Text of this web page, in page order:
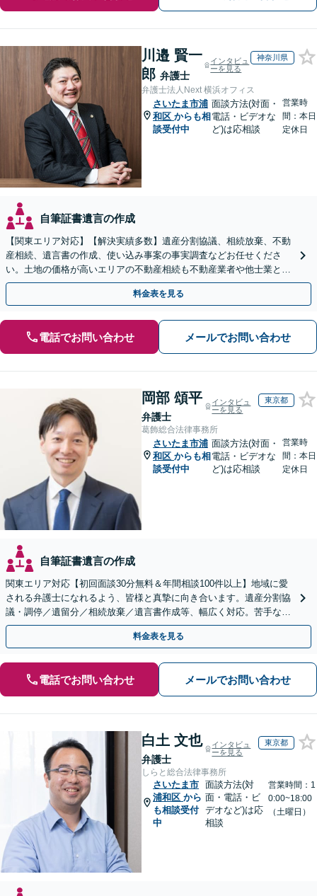
川邉 賢一
郎 弁護士
インタビュ
ーを見る
神奈川県
弁護士法人Next 横浜オフィス
さいたま市浦
和区 からも相
談受付中
面談方法(対面・
電話・ビデオな
ど)は応相談
営業時
間：本日
定休日
自筆証書遺言の作成
【関東エリア対応】【解決実績多数】遺産分割協議、相続放棄、不動
産相続、遺言書の作成、使い込み事案の事実調査などお任せくださ
い。土地の価格が高いエリアの不動産相続も不動産業者や他士業と連
携し、適切かつ円滑に対応します【初回相談無料】
料金表を見る
電話でお問い合わせ メールでお問い合わせ
岡部 頌平
弁護士
インタビュ
ーを見る
東京都
葛飾総合法律事務所
さいたま市浦
和区 からも相
談受付中
面談方法(対面・
電話・ビデオな
ど)は応相談
営業時
間：本日
定休日
自筆証書遺言の作成
関東エリア対応【初回面談30分無料＆年間相談100件以上】地域に愛
される弁護士になれるよう、皆様と真摯に向き合います。遺産分割協
議・調停／遺留分／相続放棄／遺言書作成等、幅広く対応。苦手な親
族との交渉や書面作成等も◎【分かりやすい費用体系】
料金表を見る
電話でお問い合わせ メールでお問い合わせ
白土 文也
弁護士
インタビュ
ーを見る
東京都
しらと総合法律事務所
さいたま市
浦和区 から
も相談受付
中
面談方法(対
面・電話・ビ
デオなど)は応
相談
営業時間：1
0:00~18:00
（土曜日）